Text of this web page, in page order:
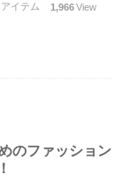
イテム 1,966View
のファッション